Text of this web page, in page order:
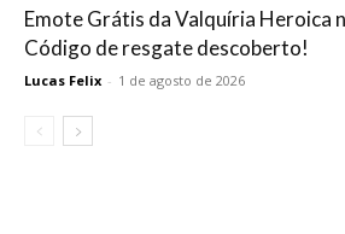
Emote Grátis da Valquíria Heroica
Código de resgate descoberto!
Lucas Felix - 1 de agosto de 2026